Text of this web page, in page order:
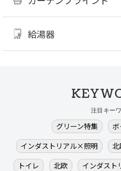
給湯器
注目キー
グリーン特集
インダストリアル×照明
トイレ
北欧 インダスト